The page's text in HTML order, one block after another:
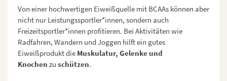
Von einer hochwertigen Eiweißquelle mit BCAAs können aber
nicht nur Leistungssportler*innen, sondern auch
Freizeitsportler*innen profitieren. Bei Aktivitäten wie
Radfahren, Wandern und Joggen hilft ein gutes
Eiweißprodukt die Muskulatur, Gelenke und
Knochen zu schützen.